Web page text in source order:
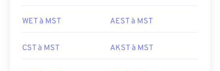
WET à MST AEST à MST
CST à MST AKST à MST